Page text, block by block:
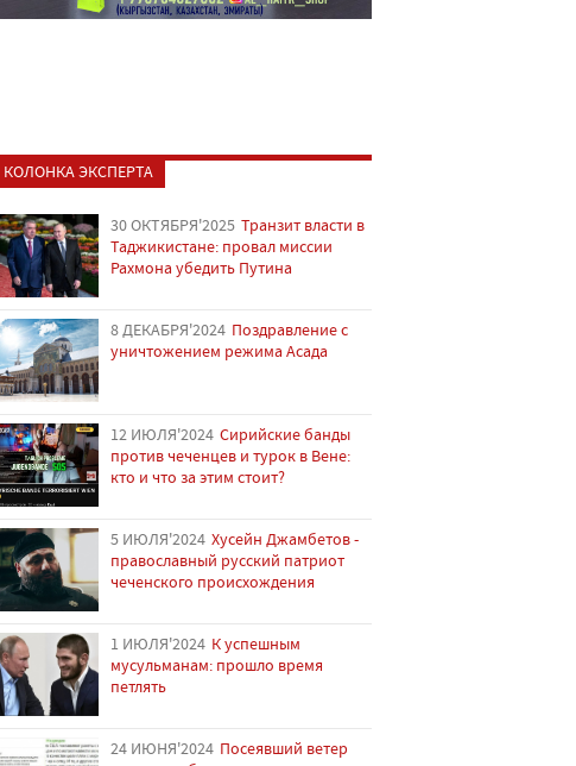
КОЛОНКА ЭКСПЕРТА
30 ОКТЯБРЯ'2025 Транзит власти в
Таджикистане: провал миссии
Рахмона убедить Путина
8 ДЕКАБРЯ'2024 Поздравление с
уничтожением режима Асада
12 ИЮЛЯ'2024 Сирийские банды
против чеченцев и турок в Вене:
кто и что за этим стоит?
5 ИЮЛЯ'2024 Хусейн Джамбетов -
православный русский патриот
чеченского происхождения
1 ИЮЛЯ'2024 К успешным
мусульманам: прошло время
петлять
24 ИЮНЯ'2024 Посеявший ветер